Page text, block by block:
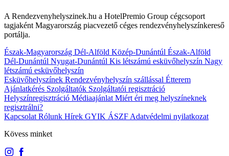
A Rendezvenyhelyszinek.hu a HotelPremio Group cégcsoport
tagjaként Magyarország piacvezető céges rendezvényhelyszínkereső
portálja.
Észak-Magyarország Dél-Alföld Közép-Dunántúl Észak-Alföld
Dél-Dunántúl Nyugat-Dunántúl Kis létszámú esküvőhelyszín Nagy
létszámú esküvőhelyszín
Esküvőhelyszínek Rendezvényhelyszín szállással Étterem
Ajánlatkérés Szolgáltatók Szolgáltatói regisztráció
Helyszínregisztráció Médiaajánlat Miért éri meg helyszíneknek
regisztrálni?
Kapcsolat Rólunk Hírek GYIK ÁSZF Adatvédelmi nyilatkozat
Kövess minket